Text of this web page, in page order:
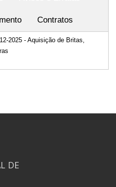
Contratos
2025 - Aquisição de Britas,
DE